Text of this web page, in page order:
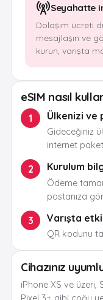
Seyahatte
Dolaşım ücreti
mesajlaşın ve
kurun, varışta
eSIM nasıl
1 Ülkenizi ve
Gideceğiniz
internet
2 Kurulum
Ödeme
postanıza
3 Varışta
QR kodunu
Cihazınız
iPhone XS ve